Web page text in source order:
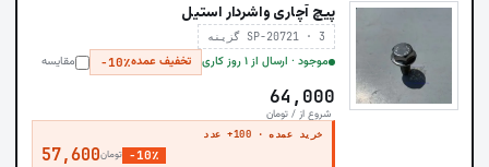
پیچ آچاری واشردار استیل
SP-20721 · 3 گزینه
موجود · ارسال از ۱ روز کاری تخفیف عمده−10٪ مقایسه
64,000
شروع از / تومان
خرید عمده · 100+ عدد
57,600تومان −10٪